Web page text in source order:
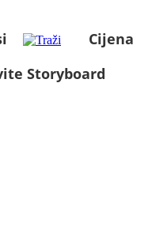
Cijena
Storyboard